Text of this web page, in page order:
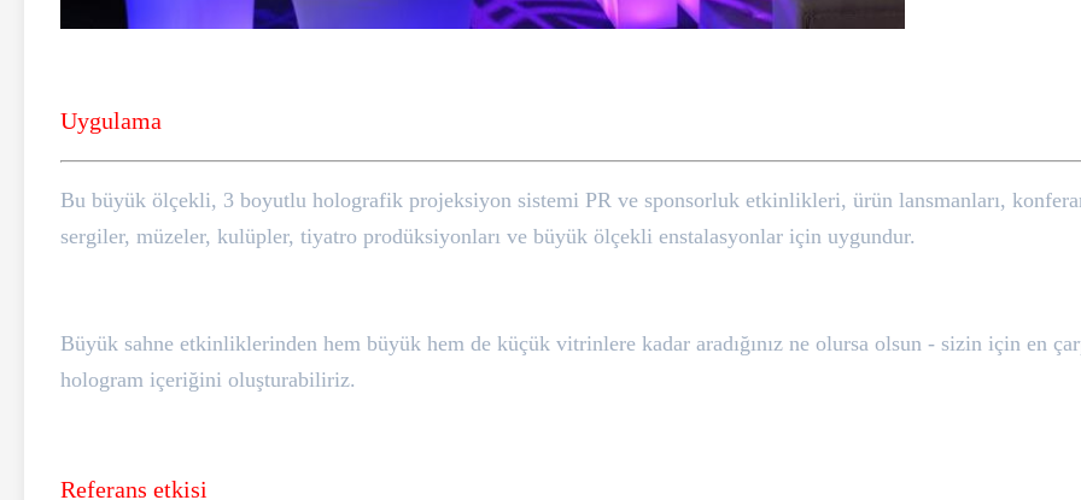
Uygulama
Bu büyük ölçekli, 3 boyutlu holografik projeksiyon sistemi PR ve sponsorluk etkinlikleri, ürün lansmanları,
sergiler, müzeler, kulüpler, tiyatro prodüksiyonları ve büyük ölçekli enstalasyonlar için uygundur.
Büyük sahne etkinliklerinden hem büyük hem de küçük vitrinlere kadar aradığınız ne olursa olsun - sizin için en
hologram içeriğini oluşturabiliriz.
Referans etkisi